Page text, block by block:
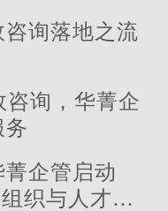
询落地之流
咨询，华菁企
务
企管启动
织与人才发